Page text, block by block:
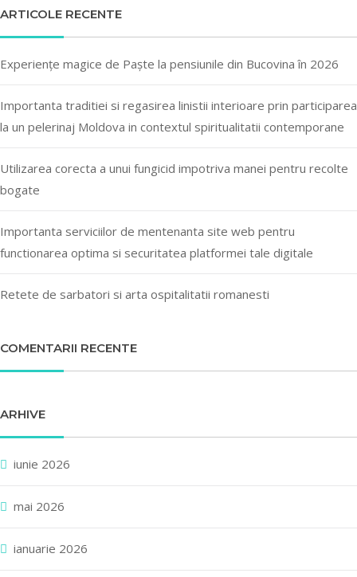
ARTICOLE RECENTE
Experiențe magice de Paște la pensiunile din Bucovina în 2026
Importanta traditiei si regasirea linistii interioare prin participarea
la un pelerinaj Moldova in contextul spiritualitatii contemporane
Utilizarea corecta a unui fungicid impotriva manei pentru recolte
bogate
Importanta serviciilor de mentenanta site web pentru
functionarea optima si securitatea platformei tale digitale
Retete de sarbatori si arta ospitalitatii romanesti
COMENTARII RECENTE
ARHIVE
iunie 2026
mai 2026
ianuarie 2026